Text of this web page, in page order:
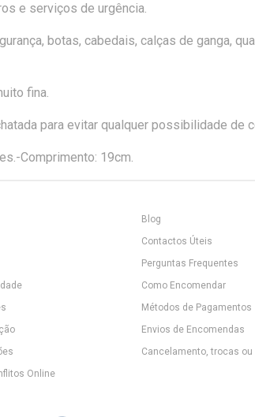
e serviços de urgência.
botas, cabedais, calças de ganga,
fina.
para evitar qualquer possibilidade de
Comprimento: 19cm.
Online
Blog
Contactos Úteis
Perguntas Frequentes
Como Encomendar
Métodos de Pagamentos
Envios de Encomendas
Cancelamento, trocas